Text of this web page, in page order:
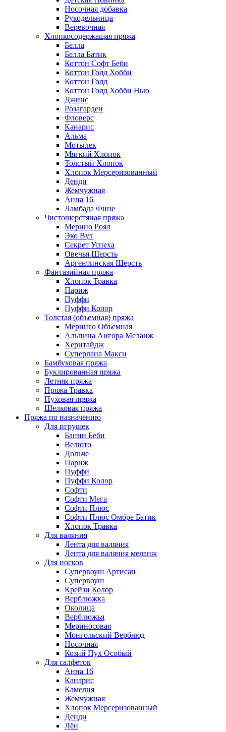
Носочная добавка
Рукодельница
Веревочная
Хлопкосодержащая пряжа
Белла
Белла Батик
Коттон Софт Беби
Коттон Голд Хобби
Коттон Голд
Коттон Голд Хобби Нью
Джинс
Розагарден
Фловерс
Канарис
Альма
Мотылек
Мягкий Хлопок
Толстый Хлопок
Хлопок Мерсеризованный
Денди
Жемчужная
Анна 16
Ламбада Фине
Чистошерстяная пряжа
Мерино Роял
Эко Вул
Секрет Успеха
Овечья Шерсть
Аргентинская Шерсть
Фантазийная пряжа
Хлопок Травка
Париж
Пуффи
Пуффи Колор
Толстая (объемная) пряжа
Меринго Объемная
Альпина Ангора Меланж
Херитайдж
Суперлана Макси
Бамбуковая пряжа
Буклированная пряжа
Летняя пряжа
Пряжа Травка
Пуховая пряжа
Шелковая пряжа
Пряжа по назначению
Для игрушек
Банни Беби
Велюто
Дольче
Париж
Пуффи
Пуффи Колор
Софти
Софти Мега
Софти Плюс
Софти Плюс Омбре Батик
Хлопок Травка
Для валяния
Лента для валяния
Лента для валяния меланж
Для носков
Супервоуш Артисан
Супервоуш
Крейзи Колор
Верблюжка
Околица
Верблюжья
Мериносовая
Монгольский Верблюд
Носочная
Козий Пух Особый
Для салфеток
Анна 16
Канарис
Камелия
Жемчужная
Хлопок Мерсеризованный
Денди
Лён